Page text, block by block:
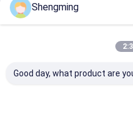
Συνιστώμενα Προϊόντα
Shengming
Good day, what product are